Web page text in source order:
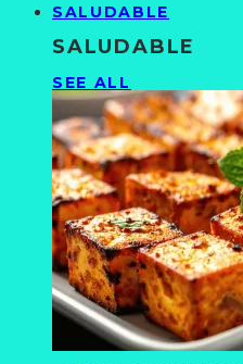
SALUDABLE
SALUDABLE
SEE ALL